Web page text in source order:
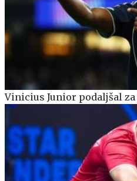
Vinicius Junior podaljšal za